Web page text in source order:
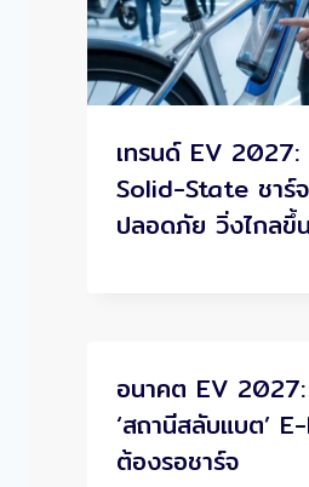
เทรนด์ EV
Solid-State ชาร์
ปลอดภัย วิ่งไกลขึ้น
อนาคต EV
‘สถานีสลับแบต’
ต้องรอชาร์จ